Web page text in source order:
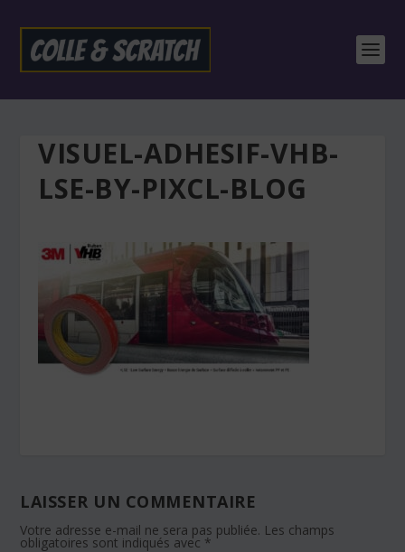
VISUEL-ADHESIF-VHB-
LSE-BY-PIXCL-BLOG
LAISSER UN COMMENTAIRE
Votre adresse e-mail ne sera pas publiée. Les champs
obligatoires sont indiqués avec *